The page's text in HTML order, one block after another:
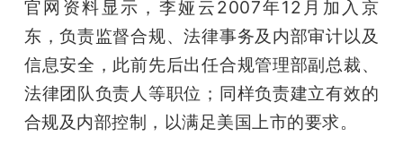
官网资料显示，李娅云2007年12月加入京
东，负责监督合规、法律事务及内部审计以及
信息安全，此前先后出任合规管理部副总裁、
法律团队负责人等职位；同样负责建立有效的
合规及内部控制，以满足美国上市的要求。